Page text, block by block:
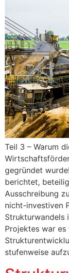
Teil 3 – Warum
gegründet
berichtet,
Ausschreibung
nicht-investiven
Strukturwandels
Projektes war es
stufenweise